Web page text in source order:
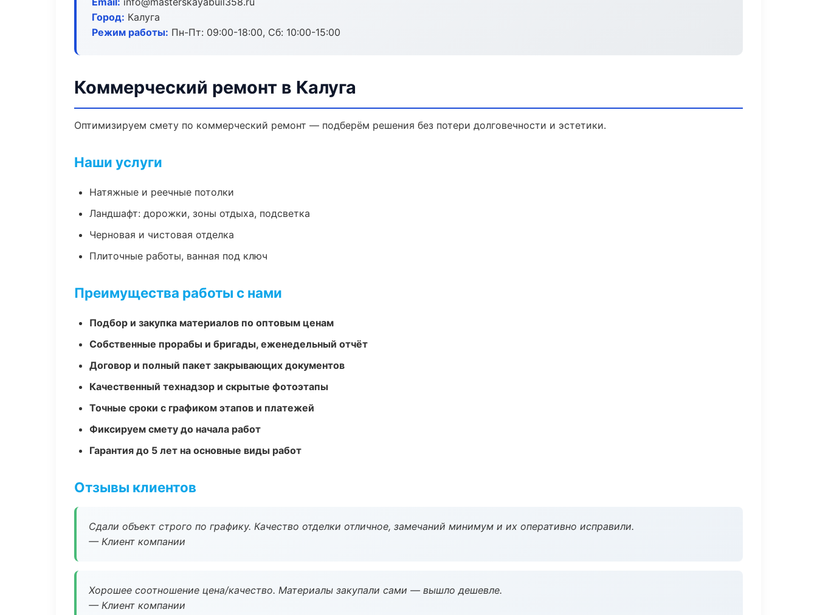
Город: Калуга
Режим работы: Пн-Пт: 09:00-18:00, Сб: 10:00-15:00
Коммерческий ремонт в Калуга
Оптимизируем смету по коммерческий ремонт — подберём решения без потери долговечности и эстетики.
Наши услуги
Натяжные и реечные потолки
Ландшафт: дорожки, зоны отдыха, подсветка
Черновая и чистовая отделка
Плиточные работы, ванная под ключ
Преимущества работы с нами
Подбор и закупка материалов по оптовым ценам
Собственные прорабы и бригады, еженедельный отчёт
Договор и полный пакет закрывающих документов
Качественный технадзор и скрытые фотоэтапы
Точные сроки с графиком этапов и платежей
Фиксируем смету до начала работ
Гарантия до 5 лет на основные виды работ
Отзывы клиентов
Сдали объект строго по графику. Качество отделки отличное, замечаний минимум и их оперативно исправили.
— Клиент компании
Хорошее соотношение цена/качество. Материалы закупали сами — вышло дешевле.
— Клиент компании